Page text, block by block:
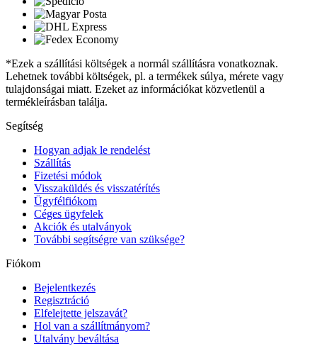
*Ezek a szállítási költségek a normál szállításra vonatkoznak.
Lehetnek további költségek, pl. a termékek súlya, mérete vagy
tulajdonságai miatt. Ezeket az információkat közvetlenül a
termékleírásban találja.
Segítség
Hogyan adjak le rendelést
Szállítás
Fizetési módok
Visszaküldés és visszatérítés
Ügyfélfiókom
Céges ügyfelek
Akciók és utalványok
További segítségre van szüksége?
Fiókom
Bejelentkezés
Regisztráció
Elfelejtette jelszavát?
Hol van a szállítmányom?
Utalvány beváltása